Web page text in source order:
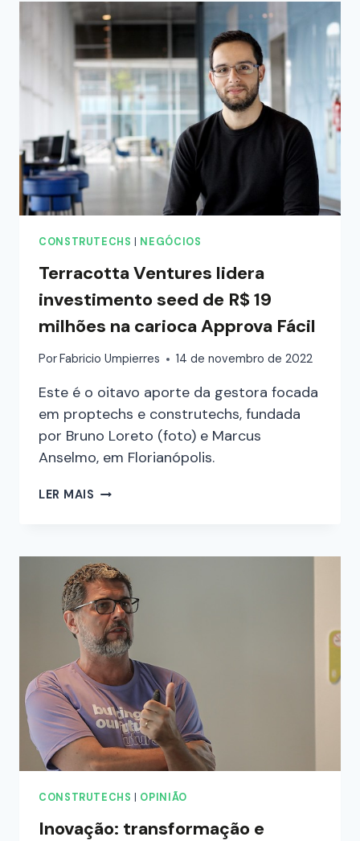
CONSTRUTECHS NEGÓCIOS
Terracotta Ventures lidera
investimento seed de R$ 19
milhões na carioca Approva Fácil
Por Fabricio Umpierres 14 de novembro de 2022
Este é o oitavo aporte da gestora focada
em proptechs e construtechs, fundada
por Bruno Loreto (foto) e Marcus
Anselmo, em Florianópolis.
LER MAIS
CONSTRUTECHS OPINIÃO
Inovação: transformação e